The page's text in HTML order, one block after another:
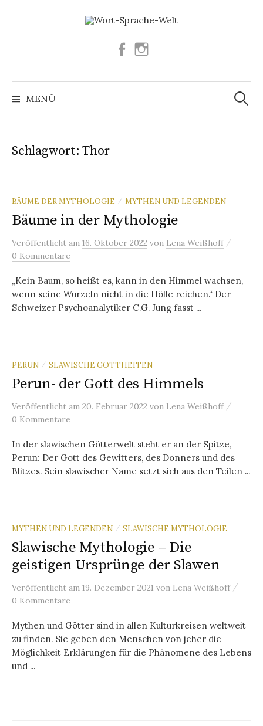
Facebook
MENÜ
Suchen
nach:
Schlagwort:Thor
BÄUME DER MYTHOLOGIE / MYTHEN UND LEGENDEN
Bäume in der Mythologie
Veröffentlicht am 16. Oktober 2022 von Lena Weißhoff /
0 Kommentare
„Kein Baum, so heißt es, kann in den Himmel wachsen,
wenn seine Wurzeln nicht in die Hölle reichen.“ Der
Schweizer Psychoanalytiker C.G. Jung fasst ...
PERUN / SLAWISCHE GOTTHEITEN
Perun- der Gott des Himmels
Veröffentlicht am 20. Februar 2022 von Lena Weißhoff /
0 Kommentare
In der slawischen Götterwelt steht er an der Spitze,
Perun: Der Gott des Gewitters, des Donners und des
Blitzes. Sein slawischer Name setzt sich aus den Teilen ...
MYTHEN UND LEGENDEN / SLAWISCHE MYTHOLOGIE
Slawische Mythologie – Die
geistigen Ursprünge der Slawen
Veröffentlicht am 19. Dezember 2021 von Lena Weißhoff /
0 Kommentare
Mythen und Götter sind in allen Kulturkreisen weltweit
zu finden. Sie geben den Menschen von jeher die
Möglichkeit Erklärungen für die Phänomene des Lebens
und ...